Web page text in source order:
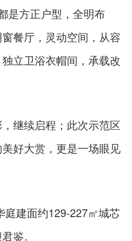
是方正户型，全明布
餐厅，灵动空间，从容
立卫浴衣帽间，承载改
继续启程；此次示范区
好大赏，更是一场眼见
建面约129-227㎡城芯
鉴。